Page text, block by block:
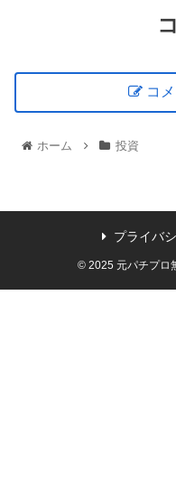
コ
ホーム 投資
プライバ
© 2025 元パチプロ